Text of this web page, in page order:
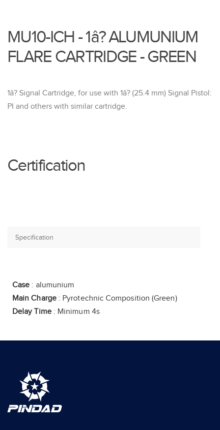
MU10-ICH - 1â? ALUMUNIUM
FLARE CARTRIDGE - GREEN
1â? Signal Cartridge, for use with 1â? (25.4 mm) Signal Pistol:
PI and others with similar cartridge.
Certification
Case : alumunium
Main Charge: Pyrotechnic Composition (Green)
Delay Time: Minimum 4s